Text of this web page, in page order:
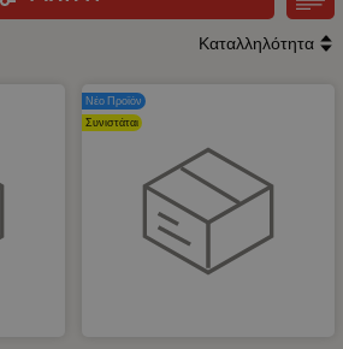
Καταλληλότητα
Νέο Προϊόν
Συνιστάται